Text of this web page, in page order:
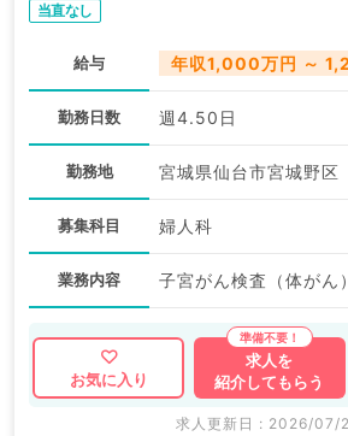
当直なし
給与 年収1,000万円 ～
勤務日数 週4.50日
勤務地 宮城県仙台市宮城野区
募集科目 婦人科
業務内容
お気に入り
求人を
紹介してもらう
求人更新日 : 2026/07/